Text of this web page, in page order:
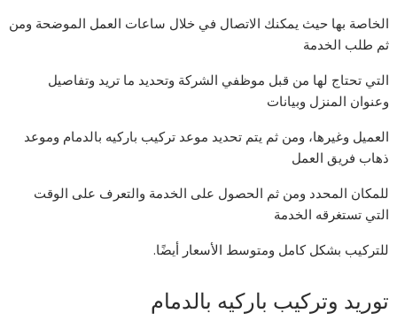
الخاصة بها حيث يمكنك الاتصال في خلال ساعات العمل الموضحة ومن
ثم طلب الخدمة
التي تحتاج لها من قبل موظفي الشركة وتحديد ما تريد وتفاصيل
وعنوان المنزل وبيانات
العميل وغيرها، ومن ثم يتم تحديد موعد تركيب باركيه بالدمام وموعد
ذهاب فريق العمل
للمكان المحدد ومن ثم الحصول على الخدمة والتعرف على الوقت
التي تستغرقه الخدمة
للتركيب بشكل كامل ومتوسط الأسعار أيضًا.
توريد وتركيب باركيه بالدمام